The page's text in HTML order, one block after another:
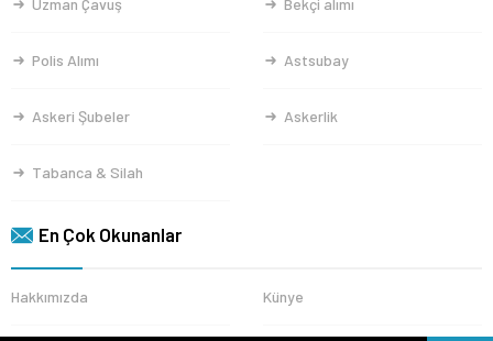
Polis Alımı Astsubay
Askeri Şubeler Askerlik
Tabanca & Silah
En Çok Okunanlar
Hakkımızda Künye